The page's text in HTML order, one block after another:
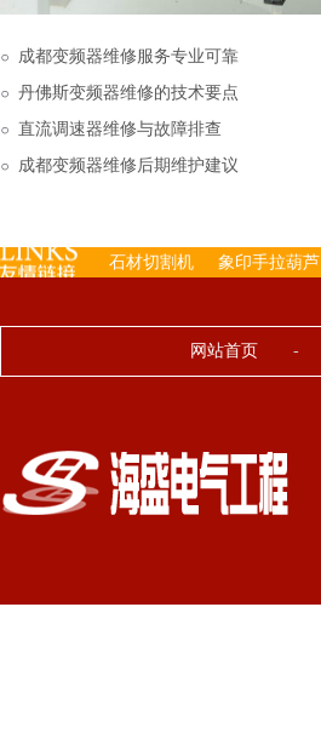
成都变频器维修服务专业可靠
丹佛斯变频器维修的技术要点
直流调速器维修与故障排查
成都变频器维修后期维护建议
石材切割机 象印手拉葫芦
网站首页 -